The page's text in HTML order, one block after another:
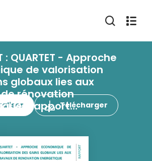
: QUARTET - Approche
de valorisation
globaux lies aux
rénovation
: rapport
et outil
Télécharger